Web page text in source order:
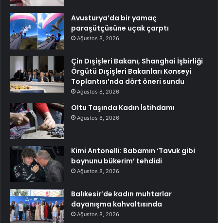
Avusturya’da bir yamaç
paraşütçüsüne uçak çarptı
Ağustos 8, 2026
Çin Dışişleri Bakanı, Shanghai İşbirliği
Örgütü Dışişleri Bakanları Konseyi
Toplantısı’nda dört öneri sundu
Ağustos 8, 2026
Oltu Taşında Kadın İstihdamı
Ağustos 8, 2026
Kimi Antonelli: Babamın ‘Tavuk gibi
boynunu bükerim’ tehdidi
Ağustos 8, 2026
Balıkesir’de kadın muhtarlar
dayanışma kahvaltısında
Ağustos 8, 2026